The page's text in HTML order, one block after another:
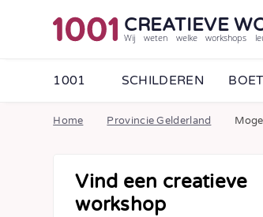
CREATIEVE
Wij weten welke workshops
1001 SCHILDEREN
Home Provincie Gelderland
Vind een creatieve
workshop